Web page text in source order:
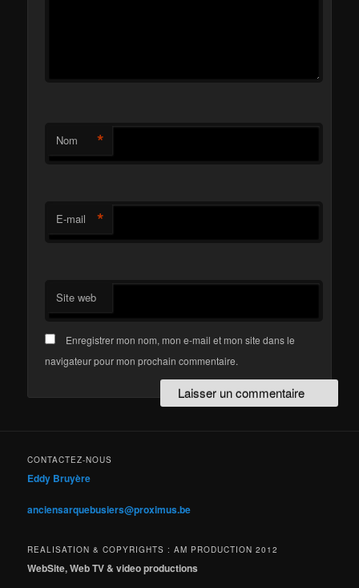
Nom *
E-mail *
Site web
Enregistrer mon nom, mon e-mail et mon site dans le
navigateur pour mon prochain commentaire.
CONTACTEZ-NOUS
Eddy Bruyère
anciensarquebusiers@proximus.be
REALISATION & COPYRIGHTS : AM PRODUCTION 2012
WebSite, Web TV & video productions